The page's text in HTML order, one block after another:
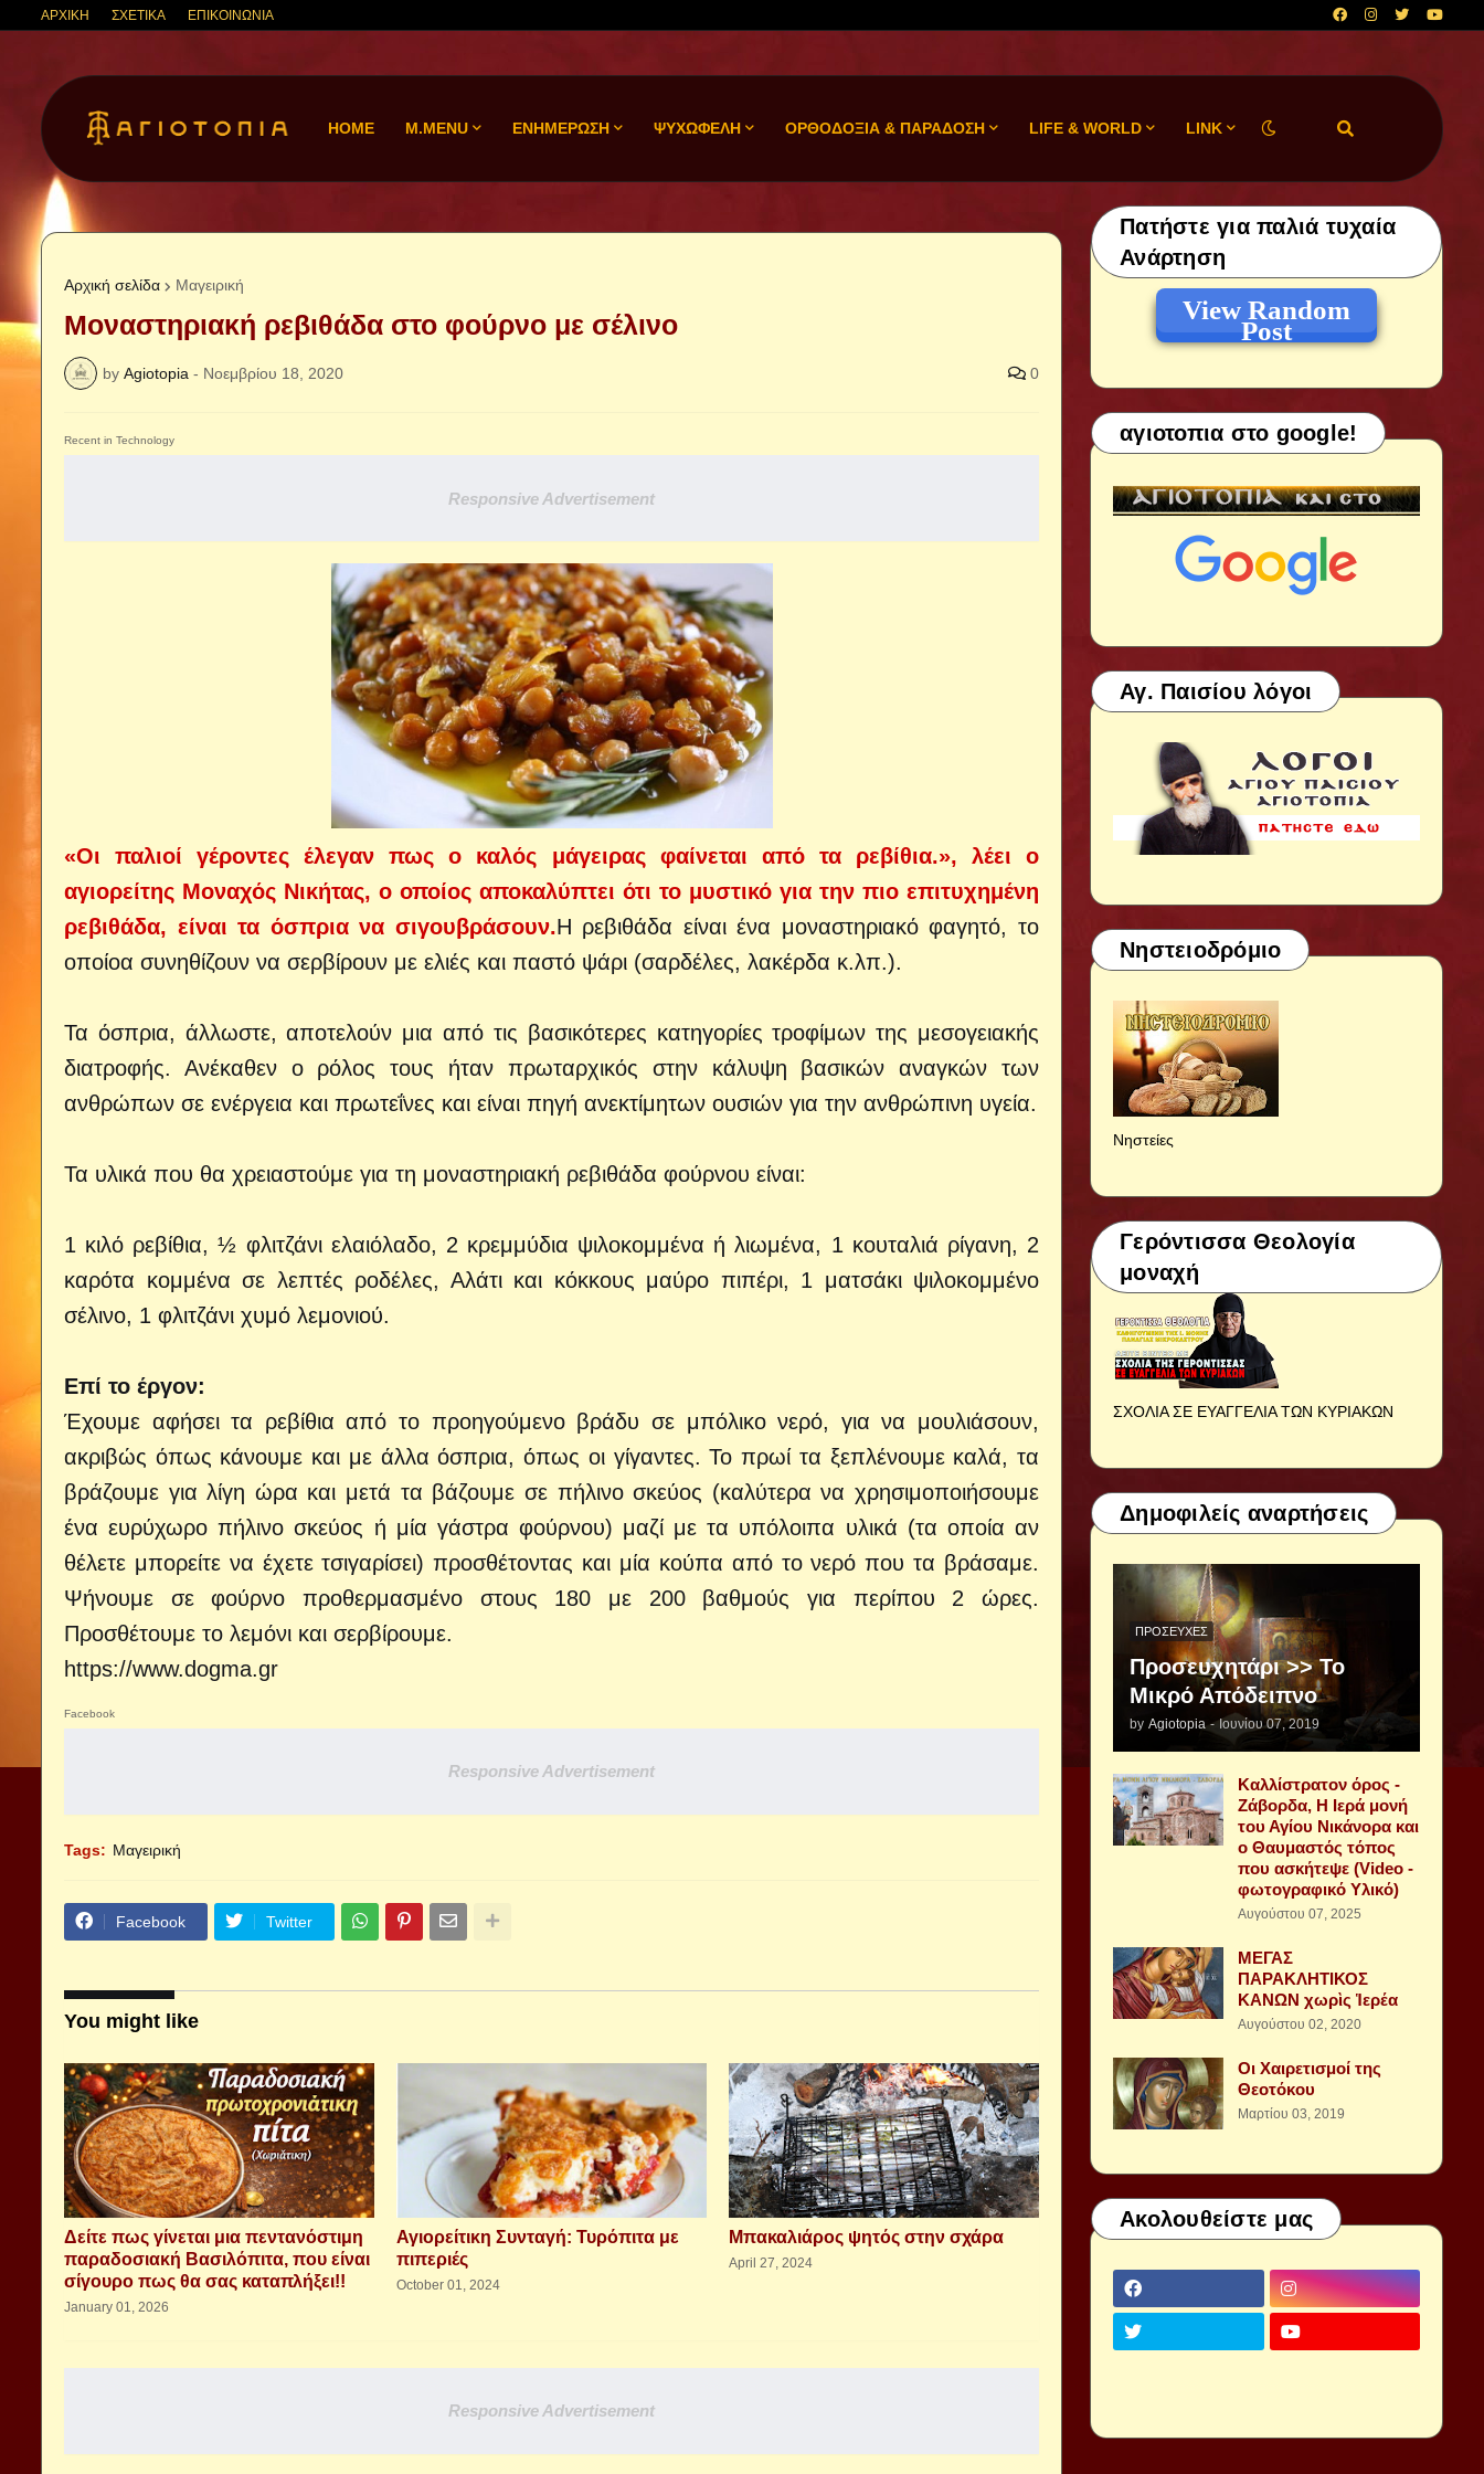
ΑΡΧΙΚΗ ΣΧΕΤΙΚΑ ΕΠΙΚΟΙΝΩΝΙΑ
HOME M.MENU ΕΝΗΜΕΡΩΣΗ ΨΥΧΩΦΕΛΗ ΟΡΘΟΔΟΞΙΑ & ΠΑΡΑΔΟΣΗ LIFE & WORLD LINK
Αρχική σελίδα Μαγειρική
Μοναστηριακή ρεβιθάδα στο φούρνο με σέλινο
by Agiotopia - Νοεμβρίου 18, 2020 0
Recent in Technology
Responsive Advertisement
«Οι παλιοί γέροντες έλεγαν πως ο καλός μάγειρας φαίνεται από τα ρεβίθια.», λέει ο
αγιορείτης Μοναχός Νικήτας, ο οποίος αποκαλύπτει ότι το μυστικό για την πιο επιτυχημένη
ρεβιθάδα, είναι τα όσπρια να σιγουβράσουν.Η ρεβιθάδα είναι ένα μοναστηριακό φαγητό, το
οποίοα συνηθίζουν να σερβίρουν με ελιές και παστό ψάρι (σαρδέλες, λακέρδα κ.λπ.).
Τα όσπρια, άλλωστε, αποτελούν μια από τις βασικότερες κατηγορίες τροφίμων της μεσογειακής
διατροφής. Ανέκαθεν ο ρόλος τους ήταν πρωταρχικός στην κάλυψη βασικών αναγκών των
ανθρώπων σε ενέργεια και πρωτεΐνες και είναι πηγή ανεκτίμητων ουσιών για την ανθρώπινη υγεία.
Τα υλικά που θα χρειαστούμε για τη μοναστηριακή ρεβιθάδα φούρνου είναι:
1 κιλό ρεβίθια, ½ φλιτζάνι ελαιόλαδο, 2 κρεμμύδια ψιλοκομμένα ή λιωμένα, 1 κουταλιά ρίγανη, 2
καρότα κομμένα σε λεπτές ροδέλες, Αλάτι και κόκκους μαύρο πιπέρι, 1 ματσάκι ψιλοκομμένο
σέλινο, 1 φλιτζάνι χυμό λεμονιού.
Επί το έργον:
Έχουμε αφήσει τα ρεβίθια από το προηγούμενο βράδυ σε μπόλικο νερό, για να μουλιάσουν,
ακριβώς όπως κάνουμε και με άλλα όσπρια, όπως οι γίγαντες. Το πρωί τα ξεπλένουμε καλά, τα
βράζουμε για λίγη ώρα και μετά τα βάζουμε σε πήλινο σκεύος (καλύτερα να χρησιμοποιήσουμε
ένα ευρύχωρο πήλινο σκεύος ή μία γάστρα φούρνου) μαζί με τα υπόλοιπα υλικά (τα οποία αν
θέλετε μπορείτε να έχετε τσιγαρίσει) προσθέτοντας και μία κούπα από το νερό που τα βράσαμε.
Ψήνουμε σε φούρνο προθερμασμένο στους 180 με 200 βαθμούς για περίπου 2 ώρες.
Προσθέτουμε το λεμόνι και σερβίρουμε.
https://www.dogma.gr
Facebook
Responsive Advertisement
Tags: Μαγειρική
Facebook Twitter
You might like
Δείτε πως γίνεται μια πεντανόστιμη
παραδοσιακή Βασιλόπιτα, που είναι
σίγουρο πως θα σας καταπλήξει!!
January 01, 2026
Αγιορείτικη Συνταγή: Τυρόπιτα με
πιπεριές
October 01, 2024
Μπακαλιάρος ψητός στην σχάρα
April 27, 2024
Responsive Advertisement
Πατήστε για παλιά τυχαία
Ανάρτηση
View Random
Post
αγιοτοπια στο google!
Αγ. Παισίου λόγοι
Νηστειοδρόμιο
Νηστείες
Γερόντισσα Θεολογία
μοναχή
ΣΧΟΛΙΑ ΣΕ ΕΥΑΓΓΕΛΙΑ ΤΩΝ ΚΥΡΙΑΚΩΝ
Δημοφιλείς αναρτήσεις
ΠΡΟΣΕΥΧΈΣ
Προσευχητάρι >> Το
Μικρό Απόδειπνο
by Agiotopia - Ιουνίου 07, 2019
Καλλίστρατον όρος -
Ζάβορδα, Η Ιερά μονή
του Αγίου Νικάνορα και
ο Θαυμαστός τόπος
που ασκήτεψε (Video -
φωτογραφικό Υλικό)
Αυγούστου 07, 2025
ΜΕΓΑΣ
ΠΑΡΑΚΛΗΤΙΚΟΣ
ΚΑΝΩΝ χωρὶς Ἱερέα
Αυγούστου 02, 2020
Οι Χαιρετισμοί της
Θεοτόκου
Μαρτίου 03, 2019
Ακολουθείστε μας